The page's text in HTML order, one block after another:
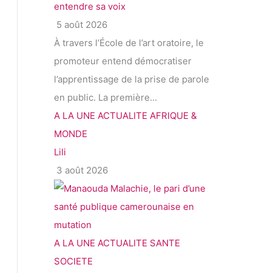
entendre sa voix
5 août 2026
À travers l’École de l’art oratoire, le
promoteur entend démocratiser
l’apprentissage de la prise de parole
en public. La première...
A LA UNE ACTUALITE AFRIQUE &
MONDE
Lili
3 août 2026
A LA UNE ACTUALITE SANTE
SOCIETE